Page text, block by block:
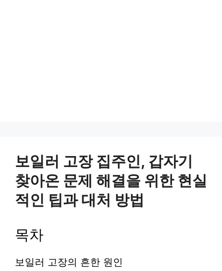
보일러 고장 집주인, 갑자기
찾아온 문제 해결을 위한 현실
적인 팁과 대처 방법
목차
보일러 고장의 흔한 원인